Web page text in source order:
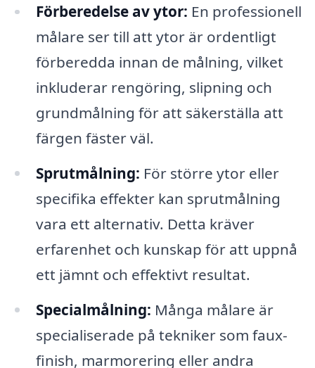
Förberedelse av ytor: En professionell
målare ser till att ytor är ordentligt
förberedda innan de målning, vilket
inkluderar rengöring, slipning och
grundmålning för att säkerställa att
färgen fäster väl.
Sprutmålning: För större ytor eller
specifika effekter kan sprutmålning
vara ett alternativ. Detta kräver
erfarenhet och kunskap för att uppnå
ett jämnt och effektivt resultat.
Specialmålning: Många målare är
specialiserade på tekniker som faux-
finish, marmorering eller andra